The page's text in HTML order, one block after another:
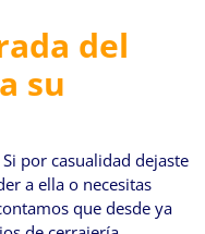
del
su
Si por casualidad dejaste
a ella o necesitas
que desde ya